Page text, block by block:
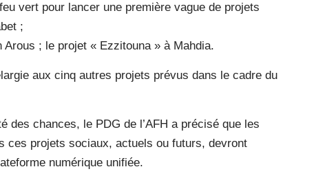
vert pour lancer une première vague de projets
;
; le projet « Ezzitouna » à Mahdia.
aux cinq autres projets prévus dans le cadre du
des chances, le PDG de l’AFH a précisé que les
ces projets sociaux, actuels ou futurs, devront
numérique unifiée.